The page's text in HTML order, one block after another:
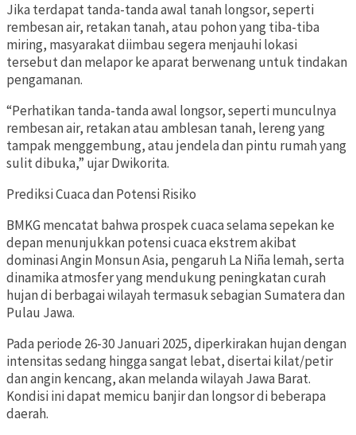
Jika terdapat tanda-tanda awal tanah longsor, seperti
rembesan air, retakan tanah, atau pohon yang tiba-tiba
miring, masyarakat diimbau segera menjauhi lokasi
tersebut dan melapor ke aparat berwenang untuk tindakan
pengamanan.
“Perhatikan tanda-tanda awal longsor, seperti munculnya
rembesan air, retakan atau amblesan tanah, lereng yang
tampak menggembung, atau jendela dan pintu rumah yang
sulit dibuka,” ujar Dwikorita.
Prediksi Cuaca dan Potensi Risiko
BMKG mencatat bahwa prospek cuaca selama sepekan ke
depan menunjukkan potensi cuaca ekstrem akibat
dominasi Angin Monsun Asia, pengaruh La Niña lemah, serta
dinamika atmosfer yang mendukung peningkatan curah
hujan di berbagai wilayah termasuk sebagian Sumatera dan
Pulau Jawa.
Pada periode 26-30 Januari 2025, diperkirakan hujan dengan
intensitas sedang hingga sangat lebat, disertai kilat/petir
dan angin kencang, akan melanda wilayah Jawa Barat.
Kondisi ini dapat memicu banjir dan longsor di beberapa
daerah.